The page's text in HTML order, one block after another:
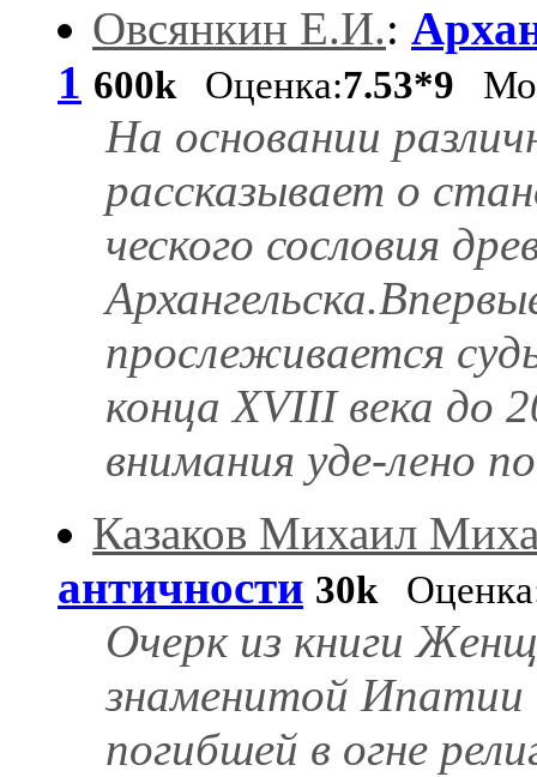
Овсянкин Е.И.:
1 600k Оценка:7.53*9
На основании
рассказывает о
ческого сословия
прослеживается
конца XVIII века до
внимания уде-лено
Казаков Михаил
античности 30k
Очерк из книги
знаменитой Ипатии
погибшей в огне